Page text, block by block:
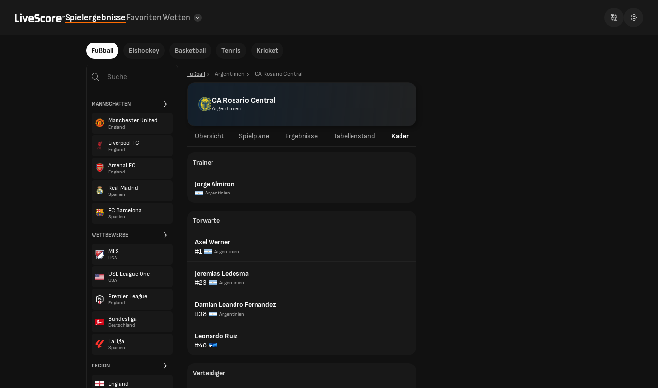
SpielergebnisseFavoritenWetten
Fußball Eishockey Basketball Tennis Kricket
MANNSCHAFTEN
Manchester United
England
Liverpool FC
England
Arsenal FC
England
Real Madrid
Spanien
FC Barcelona
Spanien
WETTBEWERBE
MLS
USA
USL League One
USA
Premier League
England
Bundesliga
Deutschland
LaLiga
Spanien
REGION
England
Fußball Argentinien CA Rosario Central
CA Rosario Central
Argentinien
Übersicht Spielpläne Ergebnisse Tabellenstand Kader
Trainer
Jorge Almiron
Argentinien
Torwarte
Axel Werner
#1
Argentinien
Jeremias Ledesma
#23
Argentinien
Damian Leandro Fernandez
#38
Argentinien
Leonardo Ruiz
#48
Verteidiger